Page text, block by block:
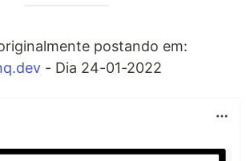
postando em:
- Dia 24-01-2022